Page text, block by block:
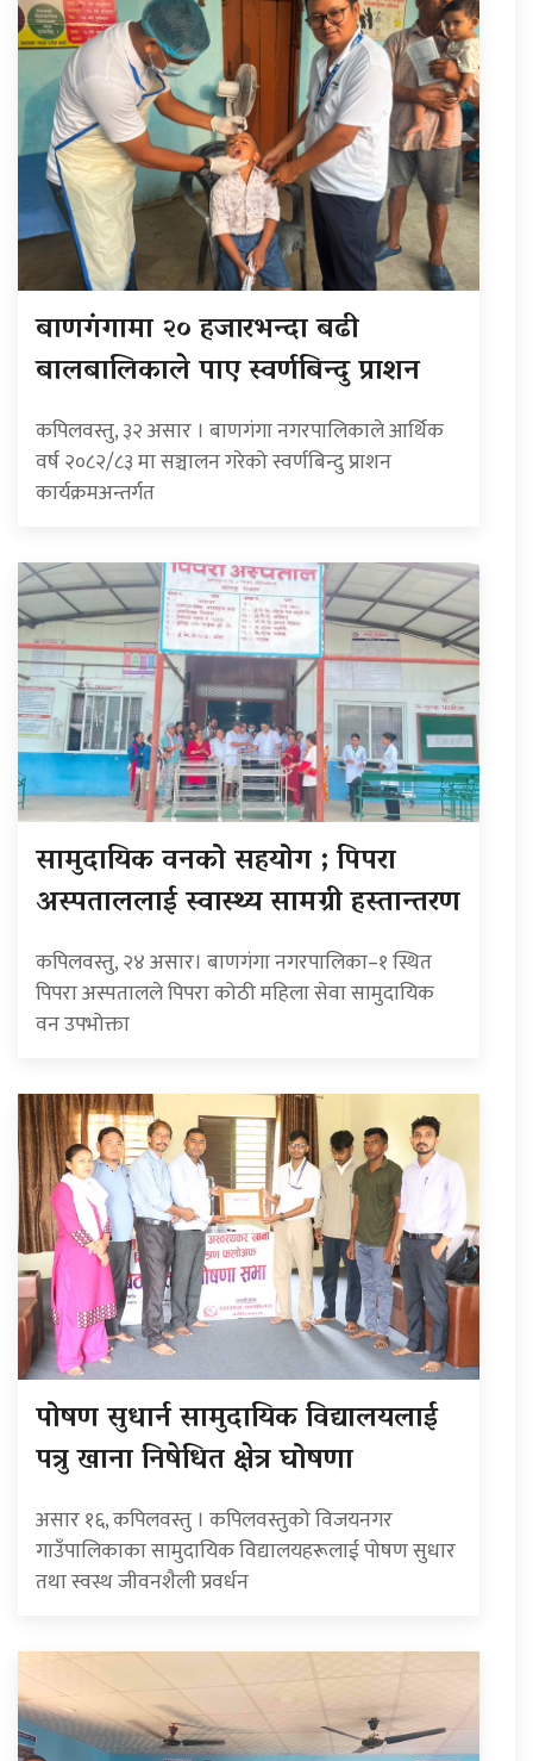
बाणगंगामा २० हजारभन्दा बढी
बालबालिकाले पाए स्वर्णबिन्दु प्राशन
कपिलवस्तु, ३२ असार । बाणगंगा नगरपालिकाले आर्थिक
वर्ष २०८२/८३ मा सञ्चालन गरेको स्वर्णबिन्दु प्राशन
कार्यक्रमअन्तर्गत
सामुदायिक वनको सहयोग ; पिपरा
अस्पताललाई स्वास्थ्य सामग्री हस्तान्तरण
कपिलवस्तु, २४ असार। बाणगंगा नगरपालिका–१ स्थित
पिपरा अस्पतालले पिपरा कोठी महिला सेवा सामुदायिक
वन उपभोक्ता
पोषण सुधार्न सामुदायिक विद्यालयलाई
पत्रु खाना निषेधित क्षेत्र घोषणा
असार १६, कपिलवस्तु । कपिलवस्तुको विजयनगर
गाउँपालिकाका सामुदायिक विद्यालयहरूलाई पोषण सुधार
तथा स्वस्थ जीवनशैली प्रवर्धन